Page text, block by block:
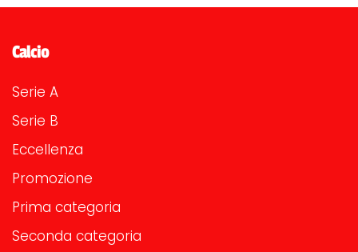
Calcio
Serie A
Serie B
Eccellenza
Promozione
Prima categoria
Seconda categoria